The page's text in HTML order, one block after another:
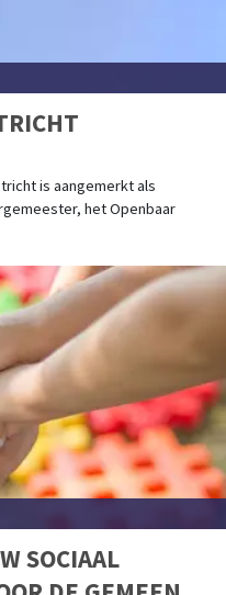
is aangemerkt als
het Openbaar
SOCIAAL